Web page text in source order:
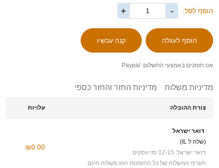
הוסף לסל: -
+
אנו תומכים באמצעי התשלום: Paypal
מדיניות משלוח מדיניות החזר והחזר כספי
צורת ההובלה עלויות
דואר ישראל
(שלח ל IL)
דואר ישראל: 12-15 ימי עסקים
תעריף המשלוח של כל ההזמנות הוא משלוח חינם
₪0.00